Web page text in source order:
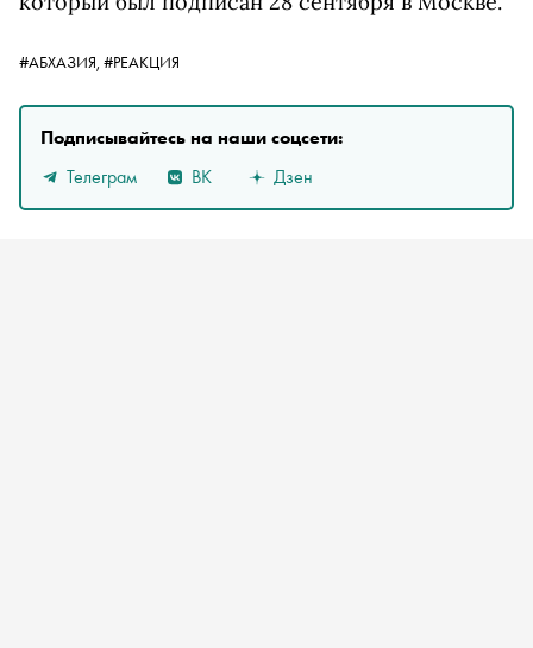
#АБХАЗИЯ, #РЕАКЦИЯ
Подписывайтесь на наши соцсети:
Телеграм
ВК Дзен